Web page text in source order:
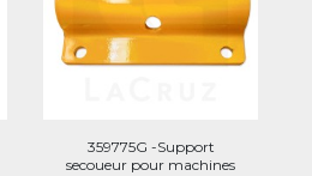
359775G -Support
secoueur pour machines